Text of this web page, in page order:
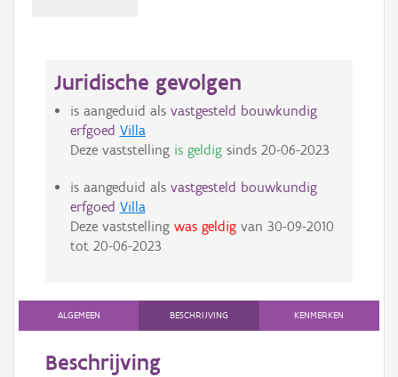
Juridische gevolgen
is aangeduid als vastgesteld bouwkundig
erfgoed Villa
Deze vaststelling is geldigsinds 20-06-2023
is aangeduid als vastgesteld bouwkundig
erfgoed Villa
Deze vaststelling was geldigvan 30-09-2010
tot 20-06-2023
ALGEMEEN BESCHRIJVING KENMERKEN
Beschrijving